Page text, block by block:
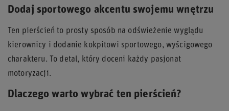
Dodaj sportowego akcentu swojemu wnętrzu
Ten pierścień to prosty sposób na odświeżenie wyglądu
kierownicy i dodanie kokpitowi sportowego, wyścigowego
charakteru. To detal, który doceni każdy pasjonat
motoryzacji.
Dlaczego warto wybrać ten pierścień?